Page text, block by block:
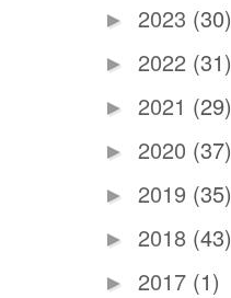
► 2023 (30)
► 2022 (31)
► 2021 (29)
► 2020 (37)
► 2019 (35)
► 2018 (43)
► 2017 (1)